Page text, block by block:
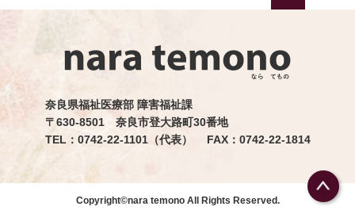
奈良県福祉医療部 障害福祉課
〒630-8501 奈良市登大路町30番地
TEL：0742-22-1101（代表） FAX：0742-22-1814
Copyright©nara temono All Rights Reserved.